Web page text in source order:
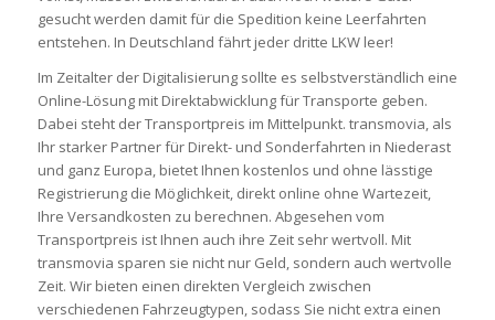
gesucht werden damit für die Spedition keine Leerfahrten
entstehen. In Deutschland fährt jeder dritte LKW leer!
Im Zeitalter der Digitalisierung sollte es selbstverständlich eine
Online-Lösung mit Direktabwicklung für Transporte geben.
Dabei steht der Transportpreis im Mittelpunkt. transmovia, als
Ihr starker Partner für Direkt- und Sonderfahrten in Niederast
und ganz Europa, bietet Ihnen kostenlos und ohne lässtige
Registrierung die Möglichkeit, direkt online ohne Wartezeit,
Ihre Versandkosten zu berechnen. Abgesehen vom
Transportpreis ist Ihnen auch ihre Zeit sehr wertvoll. Mit
transmovia sparen sie nicht nur Geld, sondern auch wertvolle
Zeit. Wir bieten einen direkten Vergleich zwischen
verschiedenen Fahrzeugtypen, sodass Sie nicht extra einen